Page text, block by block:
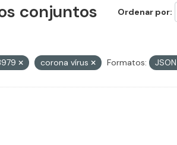
Ordenar por
conjuntos
corona vírus Formatos: JSON